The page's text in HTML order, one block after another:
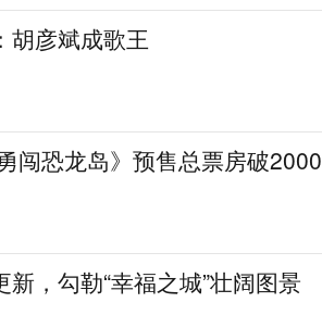
胡彦斌成歌王
闯恐龙岛》预售总票房破2000
，勾勒“幸福之城”壮阔图景